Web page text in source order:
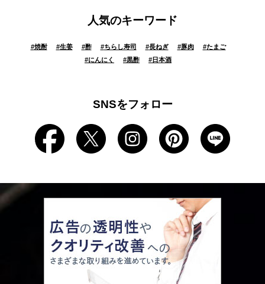
人気のキーワード
#焼酎 #生姜 #酢 #ちらし寿司 #長ねぎ #豚肉 #たまご
#にんにく #黒酢 #日本酒
SNSをフォロー